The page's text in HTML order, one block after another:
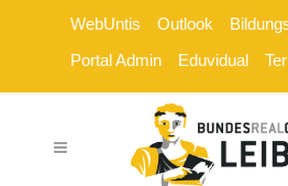
WebUntis Outlook
Portal Admin
Eduvidual